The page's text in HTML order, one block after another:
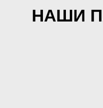
НАШИ